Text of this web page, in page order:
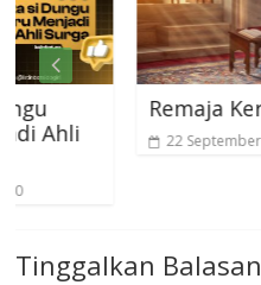
Remaja Keren
22 September 2021
Tinggalkan Balasan